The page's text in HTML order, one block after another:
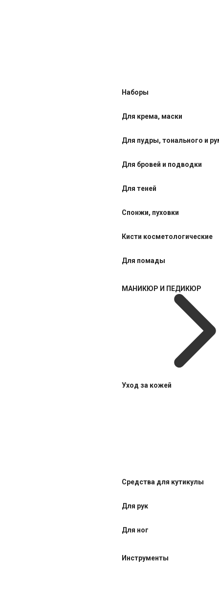
Наборы
Для крема, маски
Для пудры, тонального и
Для бровей и подводки
Для теней
Спонжи, пуховки
Кисти косметологические
Для помады
МАНИКЮР И ПЕДИКЮР
Уход за кожей
Средства для кутикулы
Для рук
Для ног
Инструменты